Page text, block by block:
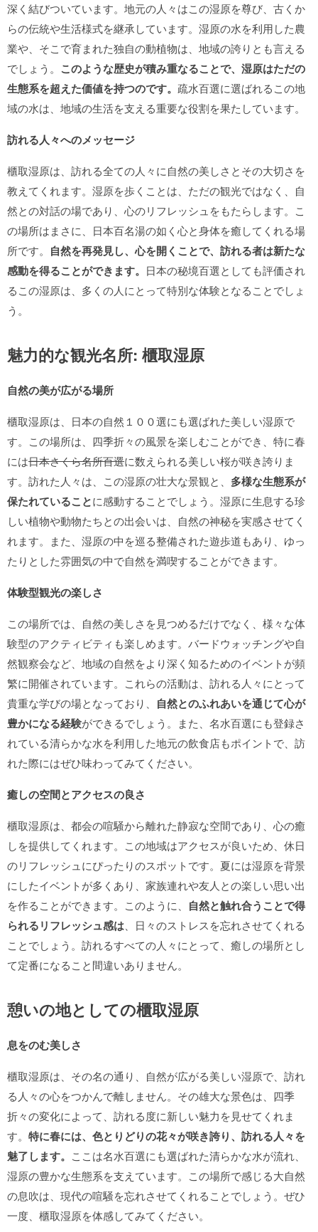
深く結びついています。地元の人々はこの湿原を尊び、古くか
らの伝統や生活様式を継承しています。湿原の水を利用した農
業や、そこで育まれた独自の動植物は、地域の誇りとも言える
でしょう。 このような歴史が積み重なることで、湿原はただの
生態系を超えた価値を持つのです。 疏水百選に選ばれるこの地
域の水は、地域の生活を支える重要な役割を果たしています。
訪れる人々へのメッセージ
櫃取湿原は、訪れる全ての人々に自然の美しさとその大切さを
教えてくれます。湿原を歩くことは、ただの観光ではなく、自
然との対話の場であり、心のリフレッシュをもたらします。こ
の場所はまさに、日本百名湯の如く心と身体を癒してくれる場
所です。 自然を再発見し、心を開くことで、訪れる者は新たな
感動を得ることができます。 日本の秘境百選としても評価され
るこの湿原は、多くの人にとって特別な体験となることでしょ
う。
魅力的な観光名所: 櫃取湿原
自然の美が広がる場所
櫃取湿原は、日本の自然１００選にも選ばれた美しい湿原で
す。この場所は、四季折々の風景を楽しむことができ、特に春
には日本さくら名所百選に数えられる美しい桜が咲き誇りま
す。訪れた人々は、この湿原の壮大な景観と、 多様な生態系が
保たれていることに感動することでしょう。湿原に生息する珍
しい植物や動物たちとの出会いは、自然の神秘を実感させてく
れます。また、湿原の中を巡る整備された遊歩道もあり、ゆっ
たりとした雰囲気の中で自然を満喫することができます。
体験型観光の楽しさ
この場所では、自然の美しさを見つめるだけでなく、様々な体
験型のアクティビティも楽しめます。バードウォッチングや自
然観察会など、地域の自然をより深く知るためのイベントが頻
繁に開催されています。これらの活動は、訪れる人々にとって
貴重な学びの場となっており、 自然とのふれあいを通じて心が
豊かになる経験ができるでしょう。また、名水百選にも登録さ
れている清らかな水を利用した地元の飲食店もポイントで、訪
れた際にはぜひ味わってみてください。
癒しの空間とアクセスの良さ
櫃取湿原は、都会の喧騒から離れた静寂な空間であり、心の癒
しを提供してくれます。この地域はアクセスが良いため、休日
のリフレッシュにぴったりのスポットです。夏には湿原を背景
にしたイベントが多くあり、家族連れや友人との楽しい思い出
を作ることができます。このように、 自然と触れ合うことで得
られるリフレッシュ感は 、日々のストレスを忘れさせてくれる
ことでしょう。訪れるすべての人々にとって、癒しの場所とし
て定番になること間違いありません。
憩いの地としての櫃取湿原
息をのむ美しさ
櫃取湿原は、その名の通り、自然が広がる美しい湿原で、訪れ
る人々の心をつかんで離しません。その雄大な景色は、四季
折々の変化によって、訪れる度に新しい魅力を見せてくれま
す。 特に春には、色とりどりの花々が咲き誇り、訪れる人々を
魅了します。 ここは名水百選にも選ばれた清らかな水が流れ、
湿原の豊かな生態系を支えています。この場所で感じる大自然
の息吹は、現代の喧騒を忘れさせてくれることでしょう。ぜひ
一度、櫃取湿原を体感してみてください。